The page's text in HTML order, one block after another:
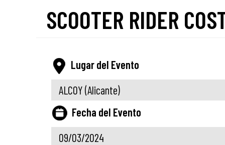
SCOOTER RIDER
Lugar del Evento
ALCOY(Alicante)
Fecha del Evento
09/03/2024